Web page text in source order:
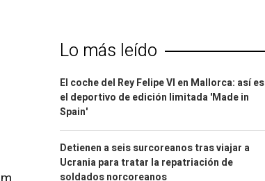
Lo más leído
El coche del Rey Felipe VI en Mallorca: así es
el deportivo de edición limitada 'Made in
Spain'
Detienen a seis surcoreanos tras viajar a
Ucrania para tratar la repatriación de
soldados norcoreanos